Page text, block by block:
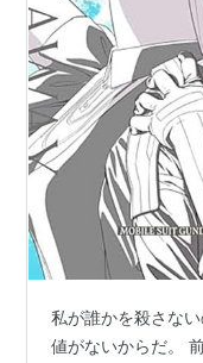
私が誰かを殺さな
値がないからだ。